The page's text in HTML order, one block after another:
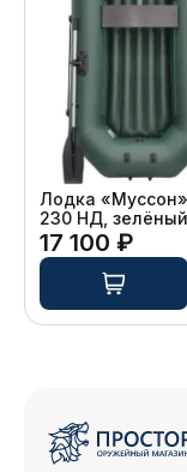
Лодка
230 НД, зелёный
17 100 ₽